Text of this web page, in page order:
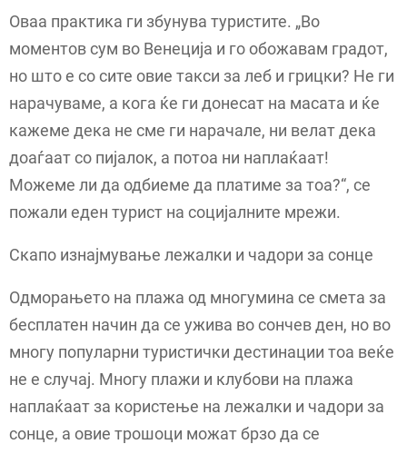
Оваа практика ги збунува туристите. „Во
моментов сум во Венеција и го обожавам градот,
но што е со сите овие такси за леб и грицки? Не ги
нарачуваме, а кога ќе ги донесат на масата и ќе
кажеме дека не сме ги нарачале, ни велат дека
доаѓаат со пијалок, а потоа ни наплаќаат!
Можеме ли да одбиеме да платиме за тоа?“, се
пожали еден турист на социјалните мрежи.
Скапо изнајмување лежалки и чадори за сонце
Одморањето на плажа од многумина се смета за
бесплатен начин да се ужива во сончев ден, но во
многу популарни туристички дестинации тоа веќе
не е случај. Многу плажи и клубови на плажа
наплаќаат за користење на лежалки и чадори за
сонце, а овие трошоци можат брзо да се